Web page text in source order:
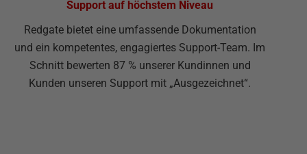
Support auf höchstem Niveau
Redgate bietet eine umfassende Dokumentation
und ein kompetentes, engagiertes Support-Team. Im
Schnitt bewerten 87 % unserer Kundinnen und
Kunden unseren Support mit „Ausgezeichnet“.